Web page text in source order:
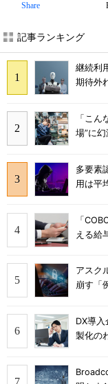
Share
記事ランキング
継続利
期待外
「こ
場”に
多要素
用は平
「
える給
アスク
崩す「
DX導
製化の